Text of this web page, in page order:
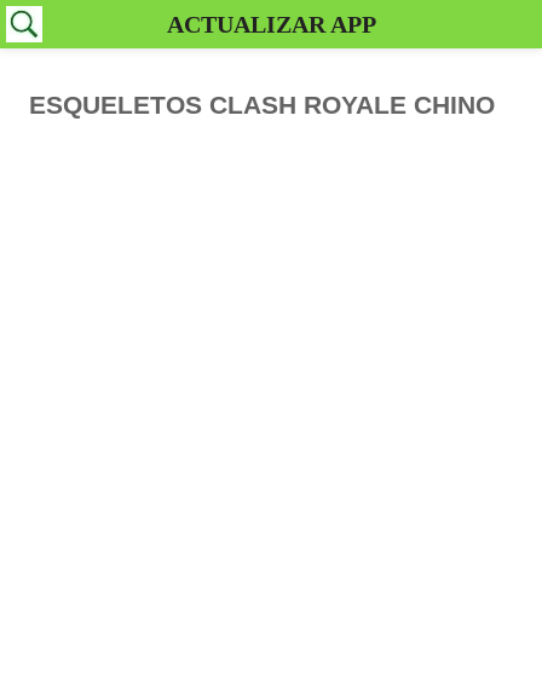
ESQUELETOS CLASH ROYALE CHINO
ACTUALIZAR APP